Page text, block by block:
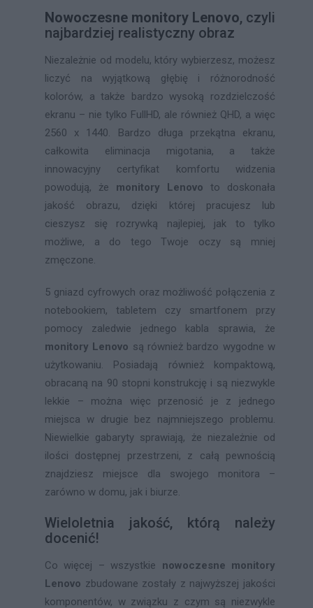
Nowoczesne monitory Lenovo, czyli
najbardziej realistyczny obraz
Niezależnie od modelu, który wybierzesz, możesz
liczyć na wyjątkową głębię i różnorodność
kolorów, a także bardzo wysoką rozdzielczość
ekranu – nie tylko FullHD, ale również QHD, a więc
2560 x 1440. Bardzo długa przekątna ekranu,
całkowita eliminacja migotania, a także
innowacyjny certyfikat komfortu widzenia
powodują, że monitory Lenovo to doskonała
jakość obrazu, dzięki której pracujesz lub
cieszysz się rozrywką najlepiej, jak to tylko
możliwe, a do tego Twoje oczy są mniej
zmęczone.
5 gniazd cyfrowych oraz możliwość połączenia z
notebookiem, tabletem czy smartfonem przy
pomocy zaledwie jednego kabla sprawia, że
monitory Lenovo są również bardzo wygodne w
użytkowaniu. Posiadają również kompaktową,
obracaną na 90 stopni konstrukcję i są niezwykle
lekkie – można więc przenosić je z jednego
miejsca w drugie bez najmniejszego problemu.
Niewielkie gabaryty sprawiają, że niezależnie od
ilości dostępnej przestrzeni, z całą pewnością
znajdziesz miejsce dla swojego monitora –
zarówno w domu, jak i biurze.
Wieloletnia jakość, którą należy
docenić!
Co więcej – wszystkie nowoczesne monitory
Lenovo zbudowane zostały z najwyższej jakości
komponentów, w związku z czym są niezwykle